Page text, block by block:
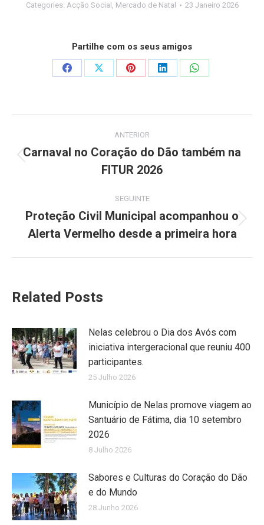
Categories: Acção Social , Mercado de Natal 23 Janeiro 2026
Partilhe com os seus amigos
Share
Share
Share
Share
Share
navigation
ANTERIOR
post:
Carnaval no Coração do Dão também na
FITUR 2026
SEGUINTE
Next
post:
Proteção Civil Municipal acompanhou o
Alerta Vermelho desde a primeira hora
Related Posts
Nelas celebrou o Dia dos Avós com
iniciativa intergeracional que reuniu 400
participantes.
25 Julho 2026
Município de Nelas promove viagem ao
Santuário de Fátima, dia 10 setembro
2026
8 Julho 2026
Sabores e Culturas do Coração do Dão
e do Mundo
28 Junho 2026